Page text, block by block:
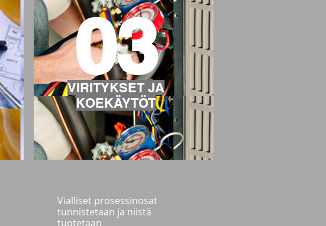
Vialliset prosessinosat
tunnistetaan ja niistä
tuotetaan
03
VIRITYKSET JA
KOEKÄYTÖT